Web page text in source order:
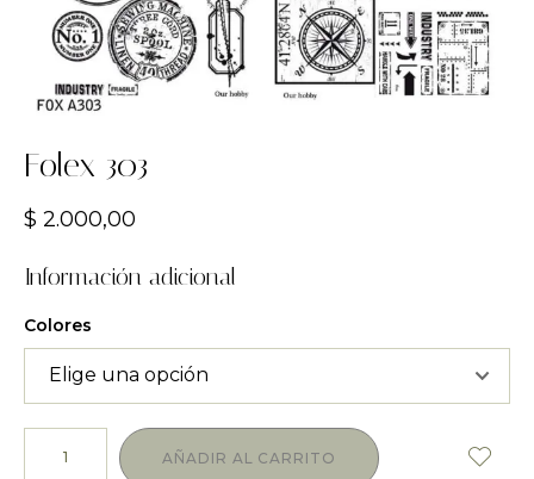
Folex 303
$ 2.000,00
Información adicional
Colores
AÑADIR AL CARRITO